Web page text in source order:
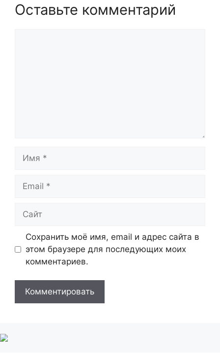
Оставьте комментарий
Сохранить моё имя, email и адрес сайта в
этом браузере для последующих моих
комментариев.